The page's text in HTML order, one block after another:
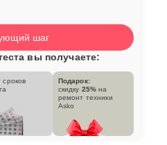
шаг
вы получаете:
сроков
Подарок:
скидку 25% на
ремонт техники
Asko